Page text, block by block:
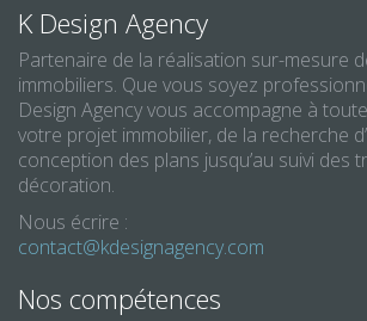
K Design Agency
Partenaire de la réalisation sur-mesure
immobiliers. Que vous soyez
Design Agency vous accompagne à
votre projet immobilier, de la recherche
conception des plans jusqu’au suivi des
décoration.
Nous écrire :
contact@kdesignagency.com
Nos compétences